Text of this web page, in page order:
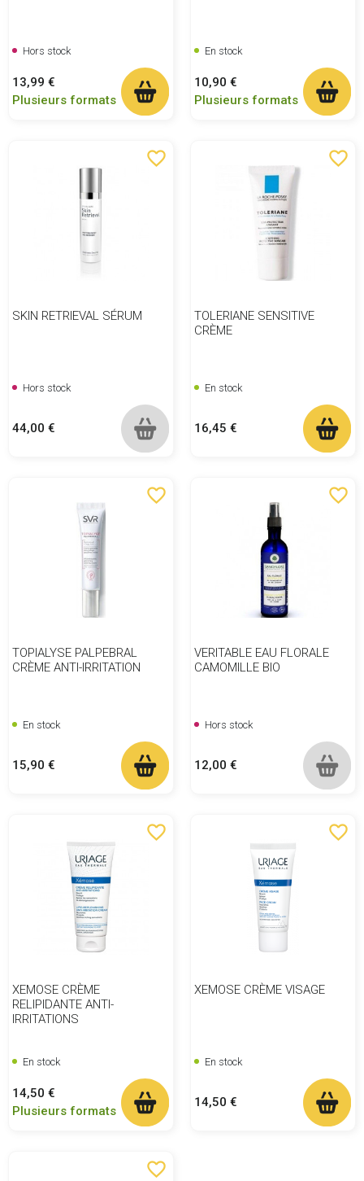
Hors stock
Prix
13,99 €
Plusieurs formats
En stock
Prix
10,90 €
Plusieurs formats
favorite_border
SKIN RETRIEVAL SÉRUM
Hors stock
Prix
44,00 €
favorite_border
TOLERIANE SENSITIVE
CRÈME
En stock
Prix
16,45 €
favorite_border
TOPIALYSE PALPEBRAL
CRÈME ANTI-IRRITATION
En stock
Prix
15,90 €
favorite_border
VERITABLE EAU FLORALE
CAMOMILLE BIO
Hors stock
Prix
12,00 €
favorite_border
XEMOSE CRÈME
RELIPIDANTE ANTI-
IRRITATIONS
En stock
Prix
14,50 €
Plusieurs formats
favorite_border
XEMOSE CRÈME VISAGE
En stock
Prix
14,50 €
favorite_border